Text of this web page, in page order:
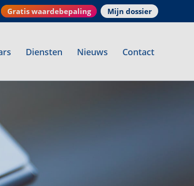
Gratis waardebepaling Mijn dossier
Diensten Nieuws Contact